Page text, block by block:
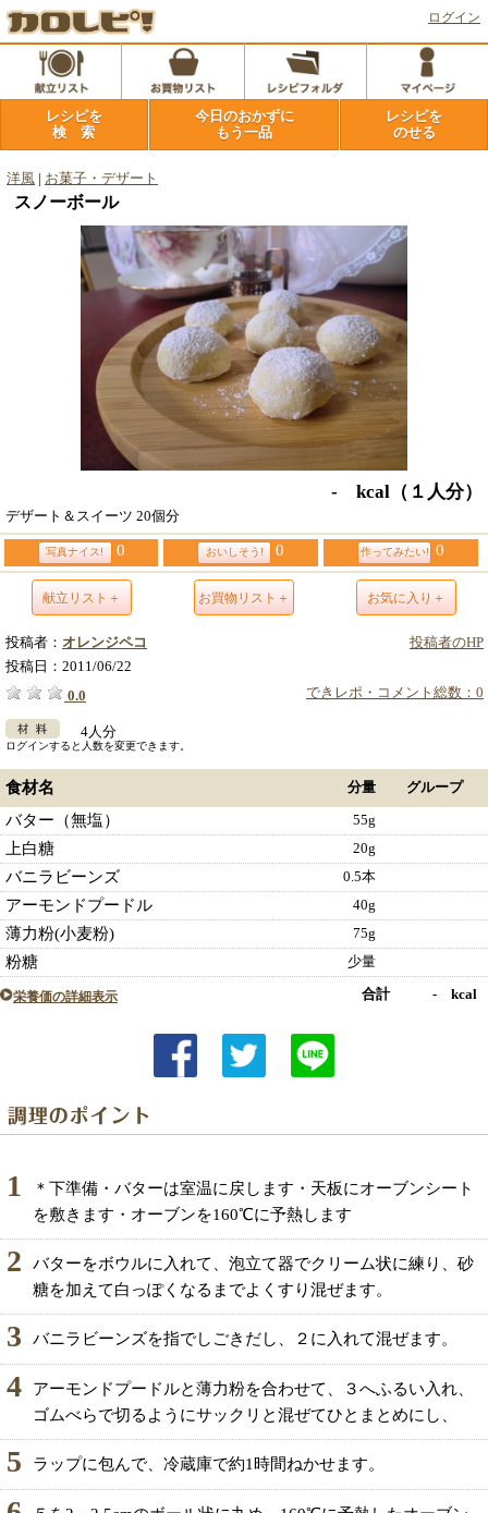
ログイン
レシピを
検 索
今日のおかずに
もう一品
レシピを
のせる
洋風 お菓子・デザート
スノーボール
- kcal （１人分）
デザート＆スイーツ 20個分
写真ナイス! 0 おいしそう! 0 作ってみたい! 0
献立リスト＋ お買物リスト＋ お気に入り＋
投稿者のHP
投稿者： オレンジペコ
投稿日： 2011/06/22
できレポ・コメント総数：0
0.0
4人分
ログインすると人数を変更できます。
食材名 分量 グループ
バター（無塩） 55g
上白糖 20g
バニラビーンズ 0.5本
アーモンドプードル 40g
薄力粉(小麦粉) 75g
粉糖 少量
栄養価の詳細表示 合計 - kcal
1
＊下準備・バターは室温に戻します・天板にオーブンシート
を敷きます・オーブンを160℃に予熱します
2
バターをボウルに入れて、泡立て器でクリーム状に練り、砂
糖を加えて白っぽくなるまでよくすり混ぜます。
3 バニラビーンズを指でしごきだし、２に入れて混ぜます。
4
アーモンドプードルと薄力粉を合わせて、３へふるい入れ、
ゴムべらで切るようにサックリと混ぜてひとまとめにし、
5 ラップに包んで、冷蔵庫で約1時間ねかせます。